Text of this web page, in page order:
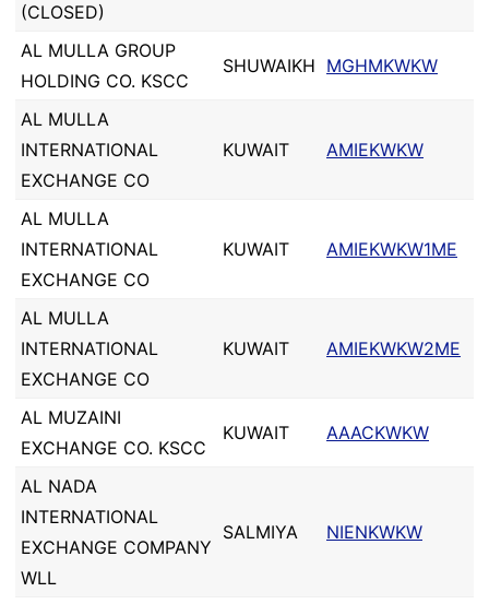
(CLOSED)
AL MULLA GROUP
HOLDING CO. KSCC
SHUWAIKH MGHMKWKW
AL MULLA
INTERNATIONAL
EXCHANGE CO
KUWAIT AMIEKWKW
AL MULLA
INTERNATIONAL
EXCHANGE CO
KUWAIT AMIEKWKW1ME
AL MULLA
INTERNATIONAL
EXCHANGE CO
KUWAIT AMIEKWKW2ME
AL MUZAINI
EXCHANGE CO. KSCC
KUWAIT AAACKWKW
AL NADA
INTERNATIONAL
EXCHANGE COMPANY
WLL
SALMIYA NIENKWKW